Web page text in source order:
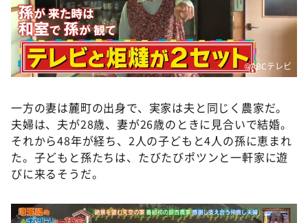
©️ABCテレビ
一方の妻は麓町の出身で、実家は夫と同じく農家だ。
夫婦は、夫が28歳、妻が26歳のときに見合いで結婚。
それから48年が経ち、2人の子どもと4人の孫に恵まれ
た。子どもと孫たちは、たびたびポツンと一軒家に遊
びに来るそうだ。